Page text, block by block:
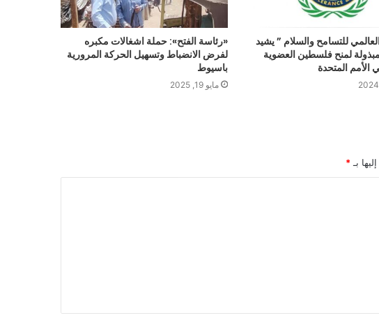
للتسامح والسلام ” يشيد
لمنح فلسطين العضوية
الأمم المتحدة
«رئاسة الفتح»: حملة اشغالات مكبره
لفرض الانضباط وتسهيل الحركة المرورية
باسيوط
مايو 19, 2025
بـ *